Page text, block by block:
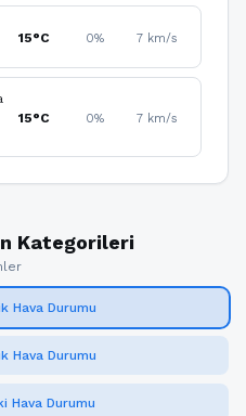
15°C 0% 7 km/s
15°C 0% 7 km/s
Kategorileri
Hava Durumu
Hava Durumu
Hava Durumu